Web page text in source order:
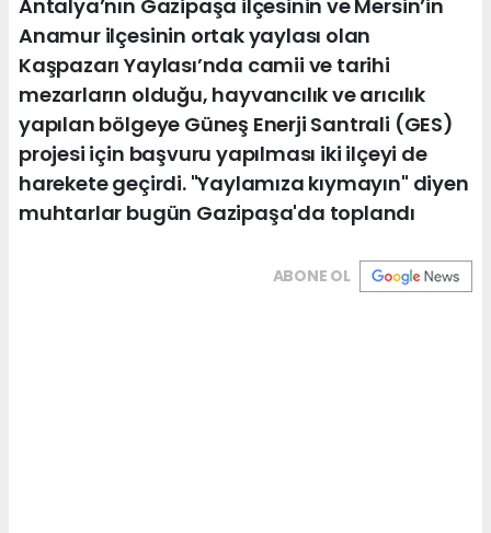
Antalya’nın Gazipaşa ilçesinin ve Mersin’in
Anamur ilçesinin ortak yaylası olan
Kaşpazarı Yaylası’nda camii ve tarihi
mezarların olduğu, hayvancılık ve arıcılık
yapılan bölgeye Güneş Enerji Santrali (GES)
projesi için başvuru yapılması iki ilçeyi de
harekete geçirdi. "Yaylamıza kıymayın" diyen
muhtarlar bugün Gazipaşa'da toplandı
ABONE OL